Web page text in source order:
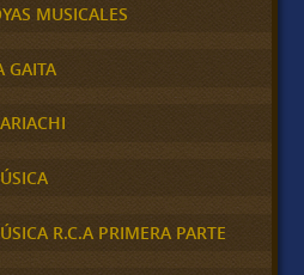
MUSICALES
GAITA
R.C.A PRIMERA PARTE